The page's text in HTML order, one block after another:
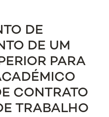
DE
DE UM
PARA
CONTRATO
TRABALHO